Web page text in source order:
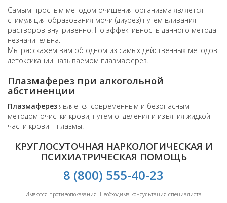
Самым простым методом очищения организма является
стимуляция образования мочи (диурез) путем вливания
растворов внутривенно. Но эффективность данного метода
незначительна.
Мы расскажем вам об одном из самых действенных методов
детоксикации называемом плазмаферез.
Плазмаферез при алкогольной
абстиненции
Плазмаферез является современным и безопасным
методом очистки крови, путем отделения и изъятия жидкой
части крови – плазмы.
КРУГЛОСУТОЧНАЯ НАРКОЛОГИЧЕСКАЯ И
ПСИХИАТРИЧЕСКАЯ ПОМОЩЬ
8 (800) 555-40-23
Имеются противопоказания. Необходима консультация специалиста